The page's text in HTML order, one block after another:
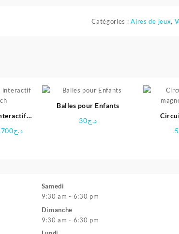
Catégories :Aires de jeux,
2
د.جLe
Balles pour Enfants
د.ج30
Samedi
9:30 am - 6:30 pm
Dimanche
9:30 am - 6:30 pm